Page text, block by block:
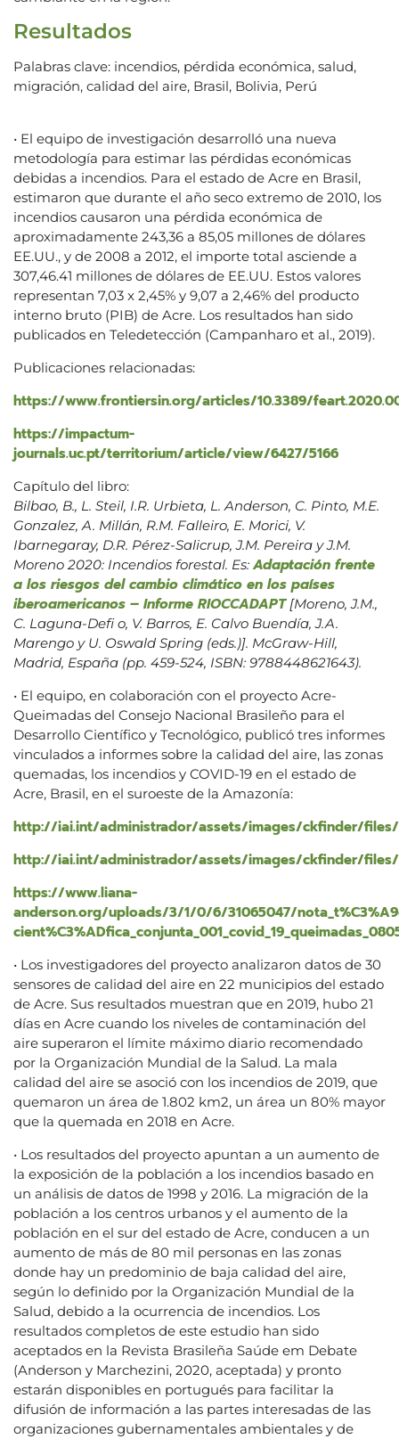
Resultados
Palabras clave: incendios, pérdida económica, salud,
migración, calidad del aire, Brasil, Bolivia, Perú
• El equipo de investigación desarrolló una nueva
metodología para estimar las pérdidas económicas
debidas a incendios. Para el estado de Acre en Brasil,
estimaron que durante el año seco extremo de 2010, los
incendios causaron una pérdida económica de
aproximadamente 243,36 a 85,05 millones de dólares
EE.UU., y de 2008 a 2012, el importe total asciende a
307,46.41 millones de dólares de EE.UU. Estos valores
representan 7,03 x 2,45% y 9,07 a 2,46% del producto
interno bruto (PIB) de Acre. Los resultados han sido
publicados en Teledetección (Campanharo et al., 2019).
Publicaciones relacionadas:
https://www.frontiersin.org/articles/10.3389/
https://impactum-
journals.uc.pt/territorium/article/view/6427/5166
Capítulo del libro:
Bilbao, B., L. Steil, I.R. Urbieta, L. Anderson, C. Pinto, M.E.
Gonzalez, A. Millán, R.M. Falleiro, E. Morici, V.
Ibarnegaray, D.R. Pérez-Salicrup, J.M. Pereira y J.M.
Moreno 2020: Incendios forestal. Es: Adaptación frente
a los riesgos del cambio climático en los países
iberoamericanos – Informe RIOCCADAPT[Moreno, J.M.,
C. Laguna-Defi o, V. Barros, E. Calvo Buendía, J.A.
Marengo y U. Oswald Spring (eds.)]. McGraw-Hill,
Madrid, España (pp. 459-524, ISBN: 9788448621643).
• El equipo, en colaboración con el proyecto Acre-
Queimadas del Consejo Nacional Brasileño para el
Desarrollo Científico y Tecnológico, publicó tres informes
vinculados a informes sobre la calidad del aire, las zonas
quemadas, los incendios y COVID-19 en el estado de
Acre, Brasil, en el suroeste de la Amazonía:
http://iai.int/administrador/assets/images/ckfinder/files/
http://iai.int/administrador/assets/images/ckfinder/
https://www.liana-
anderson.org/uploads/3/1/0/6/31065047/
• Los investigadores del proyecto analizaron datos de 30
sensores de calidad del aire en 22 municipios del estado
de Acre. Sus resultados muestran que en 2019, hubo 21
días en Acre cuando los niveles de contaminación del
aire superaron el límite máximo diario recomendado
por la Organización Mundial de la Salud. La mala
calidad del aire se asoció con los incendios de 2019, que
quemaron un área de 1.802 km2, un área un 80% mayor
que la quemada en 2018 en Acre.
• Los resultados del proyecto apuntan a un aumento de
la exposición de la población a los incendios basado en
un análisis de datos de 1998 y 2016. La migración de la
población a los centros urbanos y el aumento de la
población en el sur del estado de Acre, conducen a un
aumento de más de 80 mil personas en las zonas
donde hay un predominio de baja calidad del aire,
según lo definido por la Organización Mundial de la
Salud, debido a la ocurrencia de incendios. Los
resultados completos de este estudio han sido
aceptados en la Revista Brasileña Saúde em Debate
(Anderson y Marchezini, 2020, aceptada) y pronto
estarán disponibles en portugués para facilitar la
difusión de información a las partes interesadas de las
organizaciones gubernamentales ambientales y de